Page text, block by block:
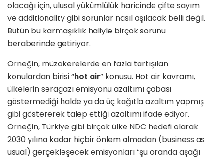
olacağı için, ulusal yükümlülük haricinde çifte sayım
ve additionality gibi sorunlar nasıl aşılacak belli değil.
Bütün bu karmaşıklık haliyle birçok sorunu
beraberinde getiriyor.
Örneğin, müzakerelerde en fazla tartışılan
konulardan birisi “hot air” konusu. Hot air kavramı,
ülkelerin seragazı emisyonu azaltımı çabası
göstermediği halde ya da üç kağıtla azaltım yapmış
gibi göstererek talep ettiği azaltımı ifade ediyor.
Örneğin, Türkiye gibi birçok ülke NDC hedefi olarak
2030 yılına kadar hiçbir önlem almadan (business as
usual) gerçekleşecek emisyonları “şu oranda aşağı